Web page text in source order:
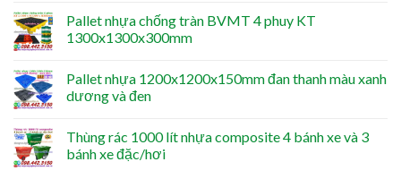
Pallet nhựa chống tràn BVMT 4 phuy KT
1300x1300x300mm
Pallet nhựa 1200x1200x150mm đan thanh màu xanh
dương và đen
Thùng rác 1000 lít nhựa composite 4 bánh xe và 3
bánh xe đặc/hơi